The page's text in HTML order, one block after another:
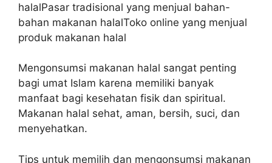
halalPasar tradisional yang menjual bahan-
bahan makanan halalToko online yang menjual
produk makanan halal
Mengonsumsi makanan halal sangat penting
bagi umat Islam karena memiliki banyak
manfaat bagi kesehatan fisik dan spiritual.
Makanan halal sehat, aman, bersih, suci, dan
menyehatkan.
Tips untuk memilih dan mengonsumsi makanan